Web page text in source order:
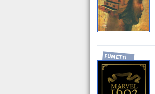
FUMETTI